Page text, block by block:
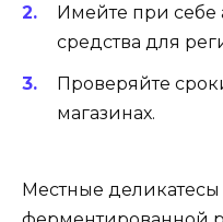
Имейте при себе
средства для
Проверяйте
магазинах.
Местные